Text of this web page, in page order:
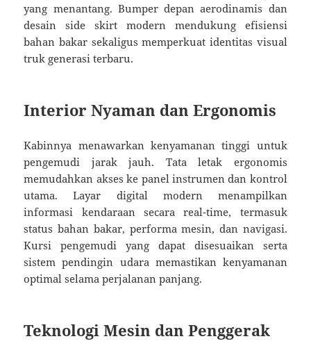
yang menantang. Bumper depan aerodinamis dan
desain side skirt modern mendukung efisiensi
bahan bakar sekaligus memperkuat identitas visual
truk generasi terbaru.
Interior Nyaman dan Ergonomis
Kabinnya menawarkan kenyamanan tinggi untuk
pengemudi jarak jauh. Tata letak ergonomis
memudahkan akses ke panel instrumen dan kontrol
utama. Layar digital modern menampilkan
informasi kendaraan secara real-time, termasuk
status bahan bakar, performa mesin, dan navigasi.
Kursi pengemudi yang dapat disesuaikan serta
sistem pendingin udara memastikan kenyamanan
optimal selama perjalanan panjang.
Teknologi Mesin dan Penggerak